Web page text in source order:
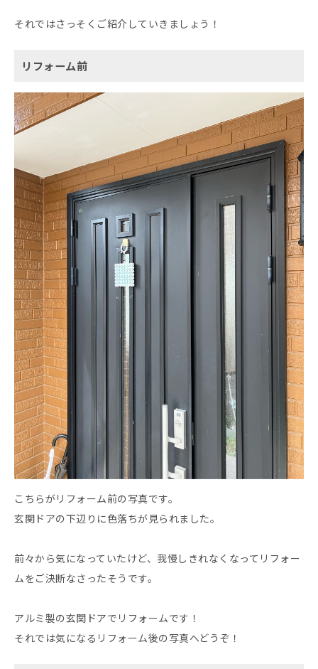
それではさっそくご紹介していきましょう！
リフォーム前
こちらがリフォーム前の写真です。
玄関ドアの下辺りに色落ちが見られました。
前々から気になっていたけど、我慢しきれなくなってリフォー
ムをご決断なさったそうです。
アルミ製の玄関ドアでリフォームです！
それでは気になるリフォーム後の写真へどうぞ！